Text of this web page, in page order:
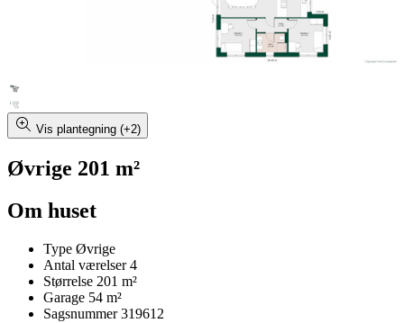
Vis plantegning (+2)
Øvrige 201 m²
Om huset
Type Øvrige
Antal værelser 4
Størrelse 201 m²
Garage 54 m²
Sagsnummer 319612